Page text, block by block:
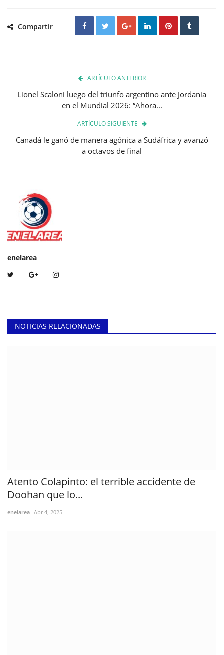
Compartir
ARTÍCULO ANTERIOR
Lionel Scaloni luego del triunfo argentino ante Jordania
en el Mundial 2026: “Ahora...
ARTÍCULO SIGUIENTE
Canadá le ganó de manera agónica a Sudáfrica y avanzó
a octavos de final
enelarea
NOTICIAS RELACIONADAS
Atento Colapinto: el terrible accidente de
Doohan que lo...
enelarea Abr 4, 2025